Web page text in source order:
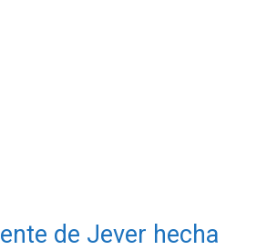
de Jever hecha